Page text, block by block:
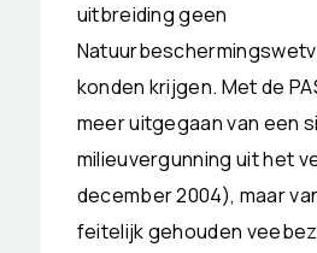
uitbreiding geen
konden krijgen. Met de
meer uitgegaan van een
milieuvergunning uit het
december 2004), maar
feitelijk gehouden